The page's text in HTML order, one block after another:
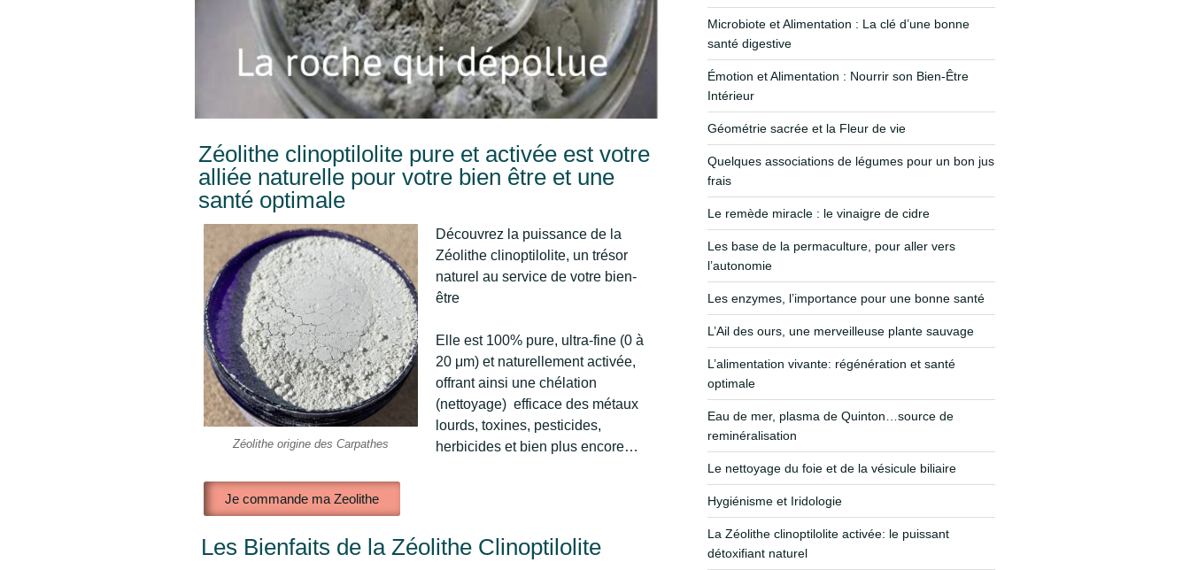
Zéolithe clinoptilolite pure et activée est votre
alliée naturelle pour votre bien être et une
santé optimale
Zéolithe origine des Carpathes
Je commande ma Zeolithe
Découvrez la puissance de la
Zéolithe clinoptilolite, un trésor
naturel au service de votre bien-
être
Elle est 100% pure, ultra-fine (0 à
20 μm) et naturellement activée,
offrant ainsi une chélation
(nettoyage) efficace des métaux
lourds, toxines, pesticides,
herbicides et bien plus encore…
Les Bienfaits de la Zéolithe Clinoptilolite
Microbiote et Alimentation : La clé d’une bonne
santé digestive
Émotion et Alimentation : Nourrir son Bien-Être
Intérieur
Géométrie sacrée et la Fleur de vie
Quelques associations de légumes pour un bon jus
frais
Le remède miracle : le vinaigre de cidre
Les base de la permaculture, pour aller vers
l’autonomie
Les enzymes, l’importance pour une bonne santé
L’Ail des ours, une merveilleuse plante sauvage
L’alimentation vivante: régénération et santé
optimale
Eau de mer, plasma de Quinton…source de
reminéralisation
Le nettoyage du foie et de la vésicule biliaire
Hygiénisme et Iridologie
La Zéolithe clinoptilolite activée: le puissant
détoxifiant naturel